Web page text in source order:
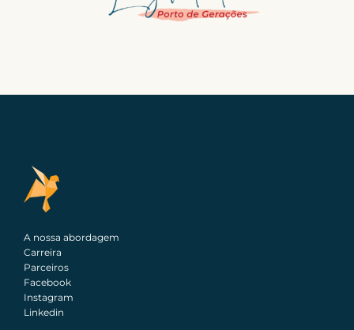
A nossa abordagem
Carreira
Parceiros
Facebook
Instagram
Linkedin